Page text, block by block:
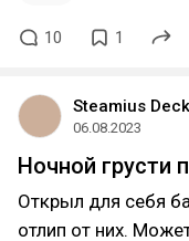
10 1
Steamius Deck
06.08.2023
Ночной грусти
Открыл для себя
отлип от них.